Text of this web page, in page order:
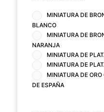
MINIATURA DE
BLANCO
MINIATURA DE
NARANJA
MINIATURA DE
MINIATURA DE
MINIATURA DE
DE ESPAÑA